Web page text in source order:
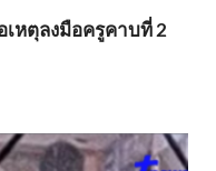
เหตุลงมือครูคาบที่ 2